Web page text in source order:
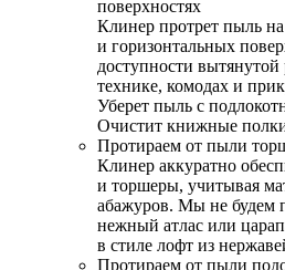
поверхностях
Клинер протрет пыль
и горизонтальных
доступности
технике, комодах и
Уберет пыль с
Очистит книжные
Протираем от пыли
Клинер аккуратно
и торшеры, учитывая
абажуров. Мы не будем
нежный атлас или
в стиле лофт из
Протираем от пыли